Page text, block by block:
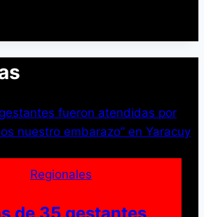
Regionales
de 35 gestantes